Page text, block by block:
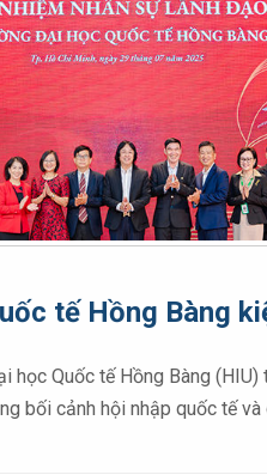
tế Hồng Bàng
Quốc tế Hồng Bàng
bối cảnh hội nhập quốc tế